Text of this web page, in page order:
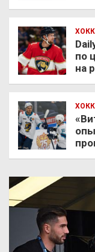
по
на